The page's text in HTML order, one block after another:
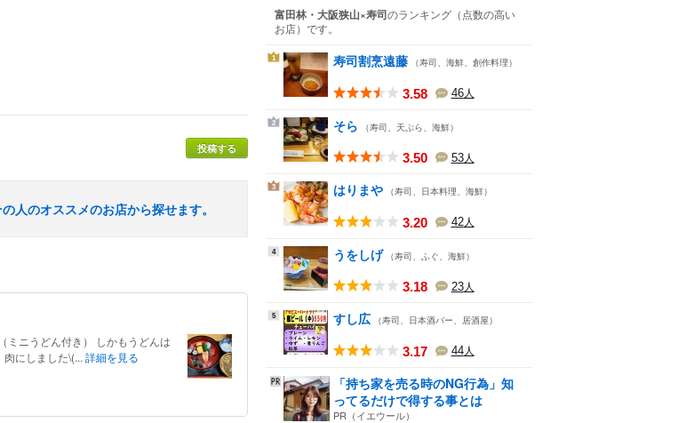
投稿する
人のオススメのお店から探せます。
ニうどん付き） しかもうどんは
にしました\(... 詳細を見る
富田林・大阪狭山×寿司のランキング （点数の高い
お店） です。
1 寿司割烹遠藤 （寿司、海鮮、創作料理）
3.58 46人
2 そら （寿司、天ぷら、海鮮）
3.50 53人
3 はりまや （寿司、日本料理、海鮮）
3.20 42人
4 うをしげ （寿司、ふぐ、海鮮）
3.18 23人
5 すし広 （寿司、日本酒バー、居酒屋）
3.17 44人
「持ち家を売る時のNG行為」知
ってるだけで得する事とは
PR（イエウール）